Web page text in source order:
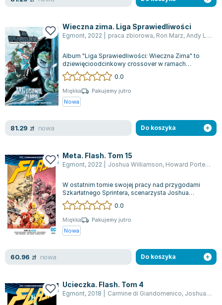
Książki do nauk przyrodniczych dla studentów
Książki do nauk społecznych dla studentów
Książki do nauk ścisłych dla studentów
Prawo - książki dla studentów
Technologia żywności - książki
Zarządzanie i marketing - książki
Nauka języków obcych - książki
Repetytoria, testy i materiały pomocnicze
Clive Cussler
Wanda Chotomska
Józef Ignacy Kraszewski
Clive Staples Lewis
Martyna Wojciechowska
Melissa De la Cruz
Blanka Lipińska
Agatha Christie
Jan Pietrzak
Marcin Kowalczyk
Piotr Zychowicz
Joanna Jabłczyńska
Piotr Kościelny
Jan Piński
Zygmunt Freud
Michel Moran
Jo Nesbo
Katarzyna Miller
Wieczna zima. Liga Sprawiedliwości
Egmont, 2022 praca zbiorowa, Ron Marz, Andy Lanning
Album "Liga Sprawiedliwości: Wieczna Zima" to
dziewięcioodcinkowy crossover w ramach
Uniwersum DC, który opowiada o ekstremalnej ś...
0.0
Miękka
Pakujemy jutro
Nowa
81.29 zł nowa Do koszyka
Meta. Flash. Tom 15
Egmont, 2022 Joshua Williamson, Howard Porter ,
W ostatnim tomie swojej pracy nad przygodami
Szkarłatnego Sprintera, scenarzysta Joshua
Williamson, znany z serii „Palcojad”, końc...
0.0
Miękka
Pakujemy jutro
Nowa
60.96 zł nowa Do koszyka
Ucieczka. Flash. Tom 4
Egmont, 2018 Carmine di Giandomenico, Joshua Williamson